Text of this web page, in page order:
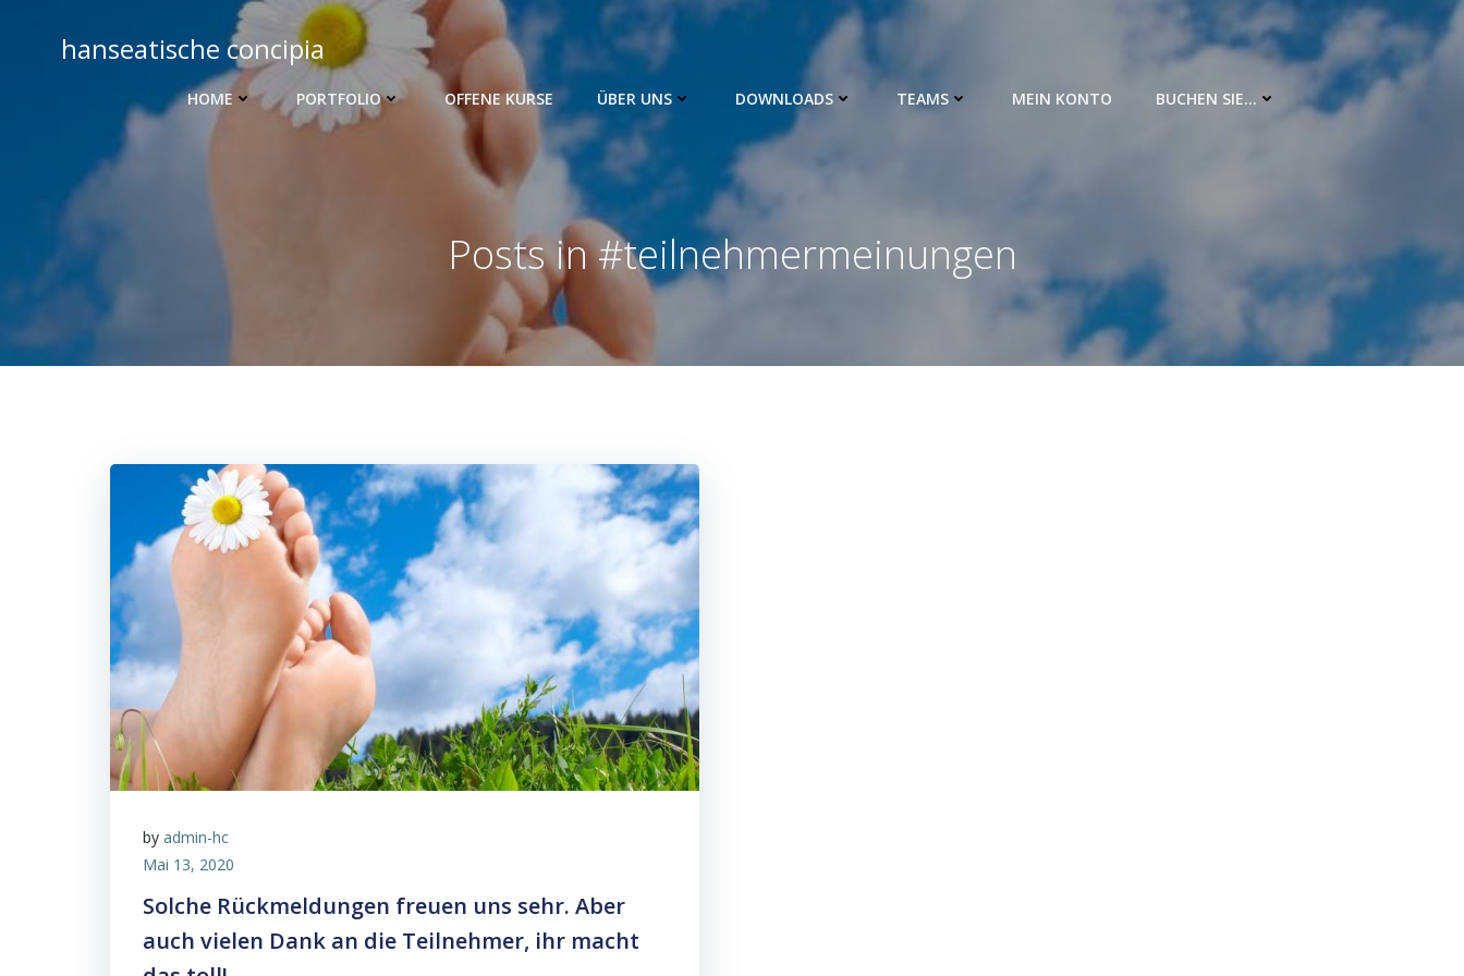
springenhanseatische concipia
HOME PORTFOLIO OFFENE KURSE ÜBER UNS DOWNLOADS TEAMS MEIN KONTO BUCHEN SIE…
Posts in #teilnehmermeinungen
by admin-hc
Mai 13, 2020
Solche Rückmeldungen freuen uns sehr. Aber
auch vielen Dank an die Teilnehmer, ihr macht